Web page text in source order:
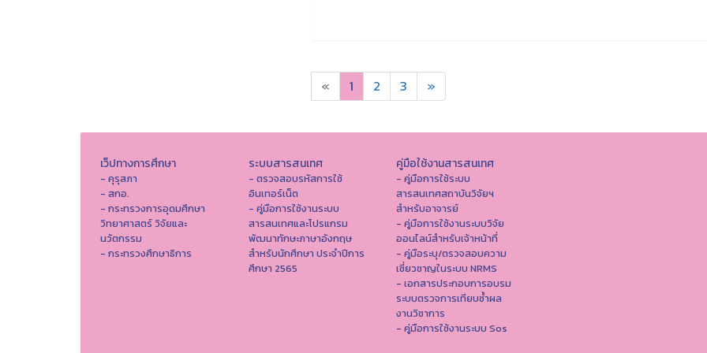
« 1 2 3 »
เว็ปทางการศึกษา
- คุรุสภา
- สกอ.
- กระทรวงการอุดมศึกษา
วิทยาศาสตร์ วิจัยและ
นวัตกรรม
- กระทรวงศึกษาธิการ
ระบบสารสนเทศ
- ตรวจสอบรหัสการใช้
อินเทอร์เน็ต
- คู่มือการใช้งานระบบ
สารสนเทศและโปรแกรม
พัฒนาทักษะภาษาอังกฤษ
สำหรับนักศึกษา ประจำปีการ
ศึกษา 2565
คู่มือใช้งานสารสนเทศ
- คู่มือการใช้ระบบ
สารสนเทศสถาบันวิจัยฯ
สำหรับอาจารย์
- คู่มือการใช้งานระบบวิจัย
ออนไลน์สำหรับเจ้าหน้าที่
- คู่มือระบุ/ตรวจสอบความ
เชี่ยวชาญในระบบ NRMS
- เอกสารประกอบการอบรม
ระบบตรวจการเทียบซ้ำผล
งานวิชาการ
- คู่มือการใช้งานระบบ Sos